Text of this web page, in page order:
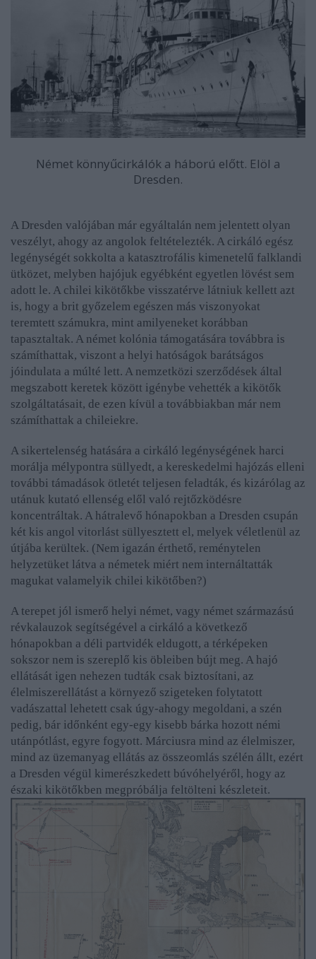
Német könnyűcirkálók a háború előtt. Elöl a
Dresden.
A Dresden valójában már egyáltalán nem jelentett olyan
veszélyt, ahogy az angolok feltételezték. A cirkáló egész
legénységét sokkolta a katasztrofális kimenetelű falklandi
ütközet, melyben hajójuk egyébként egyetlen lövést sem
adott le. A chilei kikötőkbe visszatérve látniuk kellett azt
is, hogy a brit győzelem egészen más viszonyokat
teremtett számukra, mint amilyeneket korábban
tapasztaltak. A német kolónia támogatására továbbra is
számíthattak, viszont a helyi hatóságok barátságos
jóindulata a múlté lett. A nemzetközi szerződések által
megszabott keretek között igénybe vehették a kikötők
szolgáltatásait, de ezen kívül a továbbiakban már nem
számíthattak a chileiekre.
A sikertelenség hatására a cirkáló legénységének harci
morálja mélypontra süllyedt, a kereskedelmi hajózás elleni
további támadások ötletét teljesen feladták, és kizárólag az
utánuk kutató ellenség elől való rejtőzködésre
koncentráltak. A hátralevő hónapokban a Dresden csupán
két kis angol vitorlást süllyesztett el, melyek véletlenül az
útjába kerültek. (Nem igazán érthető, reménytelen
helyzetüket látva a németek miért nem internáltatták
magukat valamelyik chilei kikötőben?)
A terepet jól ismerő helyi német, vagy német származású
révkalauzok segítségével a cirkáló a következő
hónapokban a déli partvidék eldugott, a térképeken
sokszor nem is szereplő kis öbleiben bújt meg. A hajó
ellátását igen nehezen tudták csak biztosítani, az
élelmiszerellátást a környező szigeteken folytatott
vadászattal lehetett csak úgy-ahogy megoldani, a szén
pedig, bár időnként egy-egy kisebb bárka hozott némi
utánpótlást, egyre fogyott. Márciusra mind az élelmiszer,
mind az üzemanyag ellátás az összeomlás szélén állt, ezért
a Dresden végül kimerészkedett búvóhelyéről, hogy az
északi kikötőkben megpróbálja feltölteni készleteit.